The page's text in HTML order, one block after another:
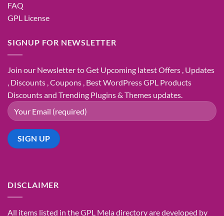
FAQ
GPL License
SIGNUP FOR NEWSLETTER
Join our Newsletter to Get Upcoming latest Offers , Updates
, Discounts , Coupons , Best WordPress GPL Products
Discounts and Trending Plugins & Themes updates.
DISCLAIMER
All items listed in the GPL Mela directory are developed by